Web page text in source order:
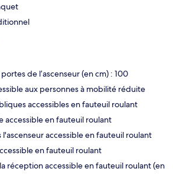
de l’ascenseur (en cm) : 100
aux personnes à mobilité réduite
accessibles en fauteuil roulant
accessible en fauteuil roulant
l'ascenseur accessible en fauteuil roulant
en fauteuil roulant
réception accessible en fauteuil roulant (en